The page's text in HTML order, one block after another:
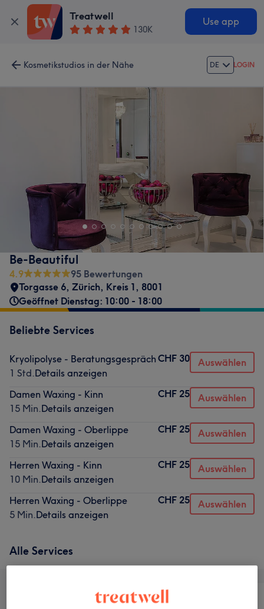
Treatwell
130K
Use app
Kosmetikstudios in der Nähe DE LOGIN
Be-Beautiful
4.9
95 Bewertungen
Torgasse 6, Zürich, Kreis 1, 8001
Geöffnet Dienstag: 10:00 - 18:00
Beliebte Services
Kryolipolyse - Beratungsgespräch
1 Std.Details anzeigen
CHF 30 Auswählen
Damen Waxing - Kinn
15 Min.Details anzeigen
CHF 25 Auswählen
Damen Waxing - Oberlippe
15 Min.Details anzeigen
CHF 25 Auswählen
Herren Waxing - Kinn
10 Min.Details anzeigen
CHF 25 Auswählen
Herren Waxing - Oberlippe
5 Min.Details anzeigen
CHF 25 Auswählen
Alle Services